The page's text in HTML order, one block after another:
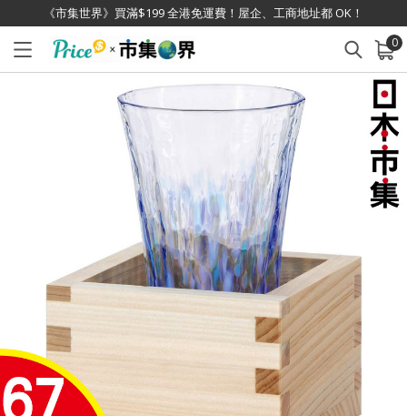
《市集世界》買滿$199 全港免運費！屋企、工商地址都 OK！
0
已加入購物車 查看